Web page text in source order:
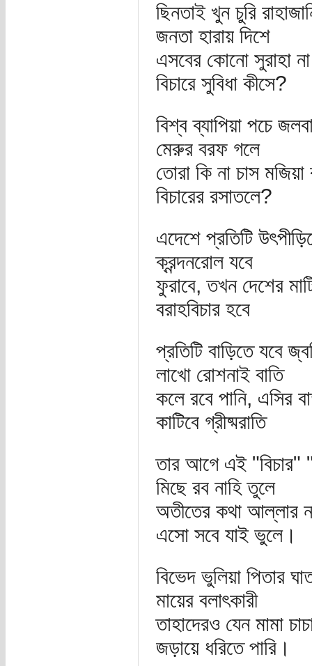
ছিনতাই খুন চুরি
জনতা হারায় দিশে
এসবের কোনো সুরাহা
বিচারে সুবিধা কীসে?
বিশ্ব ব্যাপিয়া পচে
মেরুর বরফ গলে
তোরা কি না চাস মজিয়া
বিচারের রসাতলে?
এদেশে প্রতিটি
ক্রন্দনরোল যবে
ফুরাবে, তখন দেশের
বরাহবিচার হবে
প্রতিটি বাড়িতে যবে
লাখো রোশনাই বাতি
কলে রবে পানি, এসির
কাটিবে গ্রীষ্মরাতি
তার আগে এই "বিচার"
মিছে রব নাহি তুলে
অতীতের কথা আল্লার
এসো সবে যাই ভুলে।
বিভেদ ভুলিয়া পিতার
মায়ের বলাৎকারী
তাহাদেরও যেন মামা
জড়ায়ে ধরিতে পারি।